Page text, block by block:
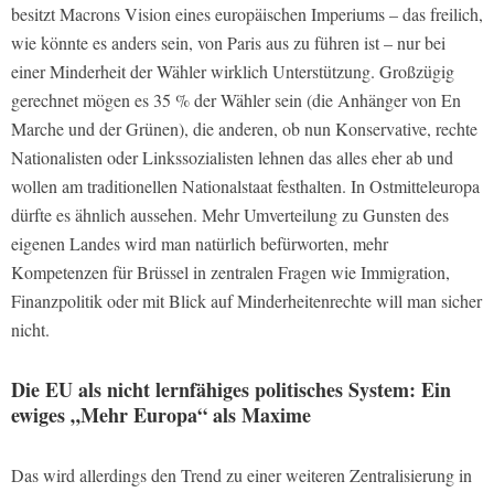
besitzt Macrons Vision eines europäischen Imperiums – das freilich,
wie könnte es anders sein, von Paris aus zu führen ist – nur bei
einer Minderheit der Wähler wirklich Unterstützung. Großzügig
gerechnet mögen es 35 % der Wähler sein (die Anhänger von En
Marche und der Grünen), die anderen, ob nun Konservative, rechte
Nationalisten oder Linkssozialisten lehnen das alles eher ab und
wollen am traditionellen Nationalstaat festhalten. In Ostmitteleuropa
dürfte es ähnlich aussehen. Mehr Umverteilung zu Gunsten des
eigenen Landes wird man natürlich befürworten, mehr
Kompetenzen für Brüssel in zentralen Fragen wie Immigration,
Finanzpolitik oder mit Blick auf Minderheitenrechte will man sicher
nicht.
Die EU als nicht lernfähiges politisches System: Ein
ewiges „Mehr Europa“ als Maxime
Das wird allerdings den Trend zu einer weiteren Zentralisierung in